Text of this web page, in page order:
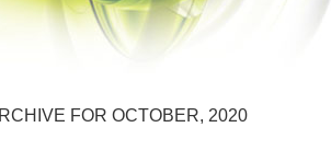
FOR OCTOBER, 2020